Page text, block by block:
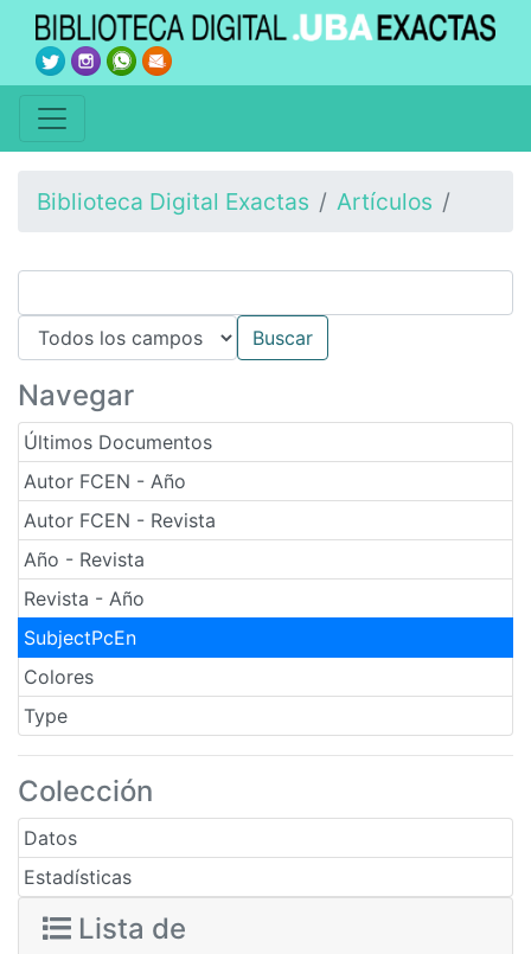
Biblioteca Digital Exactas Artículos
Navegar
Últimos Documentos
Autor FCEN - Año
Autor FCEN - Revista
Año - Revista
Revista - Año
SubjectPcEn
Colores
Type
Colección
Datos
Estadísticas
Lista de